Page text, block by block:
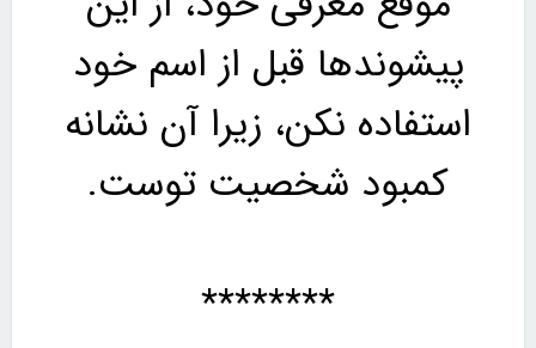
پیشوندها قبل از اسم خود
استفاده نکن، زیرا آن نشانه
کمبود شخصیت توست.
********